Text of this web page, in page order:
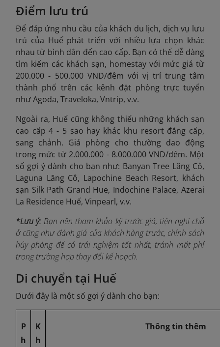
Điểm lưu trú
Để đáp ứng nhu cầu của khách du lịch, dịch vụ lưu
trú của Huế phát triển với nhiều lựa chọn khác
nhau từ bình dân đến cao cấp. Bạn có thể dễ dàng
tìm kiếm các khách sạn, homestay với mức giá từ
200.000 - 500.000 VND/đêm với vị trí trung tâm
thành phố trên các kênh đặt phòng trực tuyến
như Agoda, Traveloka, Vntrip, v.v.
Ngoài ra, Huế cũng không thiếu những khách sạn
cao cấp 4 - 5 sao hay khác khu resort đẳng cấp,
sang chảnh. Giá phòng cho thường dao động
trong mức từ 2.000.000 - 8.000.000 VND/đêm. Một
số gợi ý dành cho bạn như: Banyan Tree Lăng Cô,
Laguna Lăng Cô, Lapochine Beach Resort, khách
sạn Silk Path Grand Hue, Indochine Palace, Azerai
La Residence Huế, Vinpearl, v.v.
*Lưu ý: Bạn nên tham khảo kỹ trước giá, tiện nghi chỗ
ở cũng như đánh giá của khách hàng trước, chính sách
hủy phòng để có trải nghiệm tốt nhất, tránh mất phí
trong trường hợp thay đổi kế hoạch.
Di chuyển tại Huế
Dưới đây là một số gợi ý dành cho bạn:
P
h
K
h
Thông tin thêm